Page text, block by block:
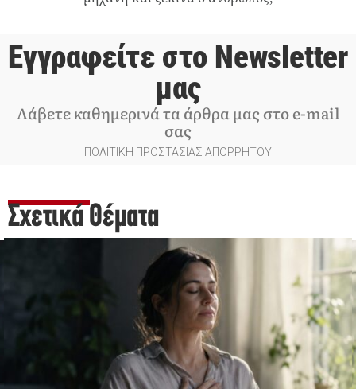
Εγγραφείτε στο Newsletter
μας
Λάβετε καθημερινά τα άρθρα μας στο e-mail
σας
ΠΟΛΙΤΙΚΗ ΠΡΟΣΤΑΣΙΑΣ ΑΠΟΡΡΗΤΟΥ
Σχετικά Θέματα